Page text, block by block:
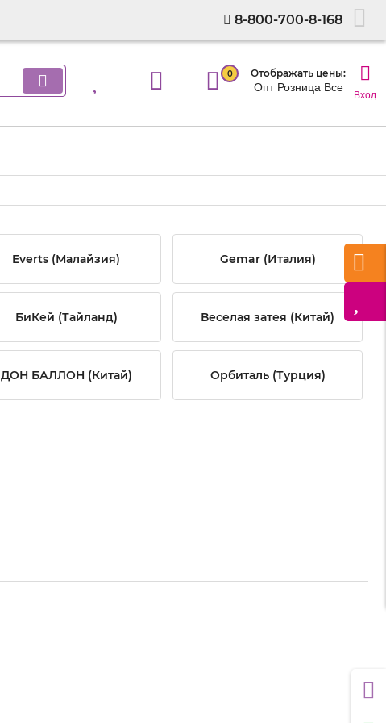
8-800-700-8-168
0 Отображать цены:
Опт Розница Все
Вход
Everts (Малайзия) Gemar (Италия)
БиКей (Тайланд) Веселая затея (Китай)
ДОН БАЛЛОН (Китай) Орбиталь (Турция)